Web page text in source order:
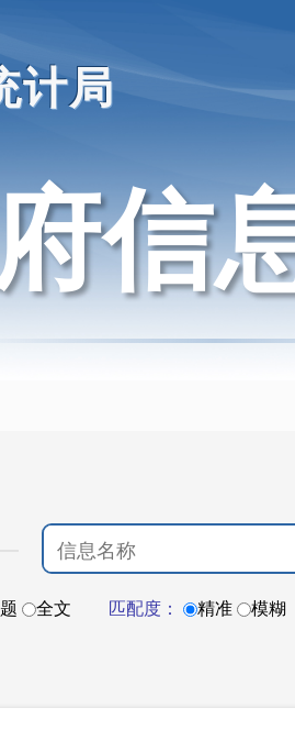
计局
信
全文 匹配度： 精准 模糊